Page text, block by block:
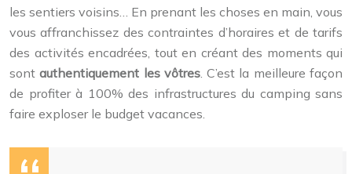
les sentiers voisins… En prenant les choses en main, vous
vous affranchissez des contraintes d’horaires et de tarifs
des activités encadrées, tout en créant des moments qui
sontauthentiquement les vôtres. C’est la meilleure façon
de profiter à 100% des infrastructures du camping sans
faire exploser le budget vacances.